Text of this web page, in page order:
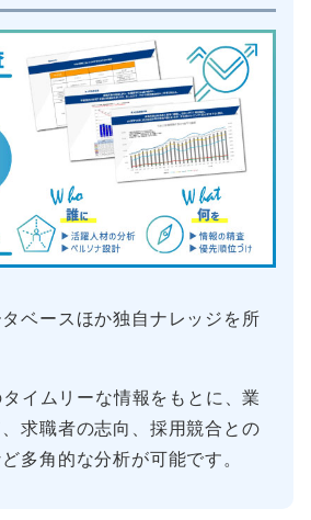
ベースほか独自ナレッジを所
イムリーな情報をもとに、業
求職者の志向、採用競合との
多角的な分析が可能です。